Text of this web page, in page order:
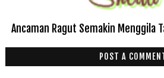
Ancaman Ragut Semakin Menggila
POST A